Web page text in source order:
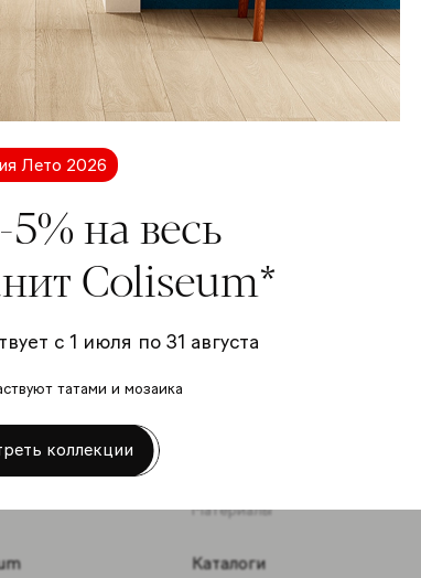
Лето 2026
на весь
Coliseum*
с 1 июля по 31 августа
татами и мозаика
коллекции
Я даю согласие на
персональных
отношении
Материалы
Каталоги